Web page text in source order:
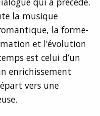
la musique
la forme-
et l’évolution
est celui d’un
enrichissement
vers une